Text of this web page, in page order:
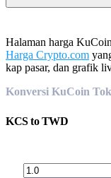
Halaman harga
Harga Crypto.com
kap pasar, dan grafik
Konversi KuCoin
KCStoTWD